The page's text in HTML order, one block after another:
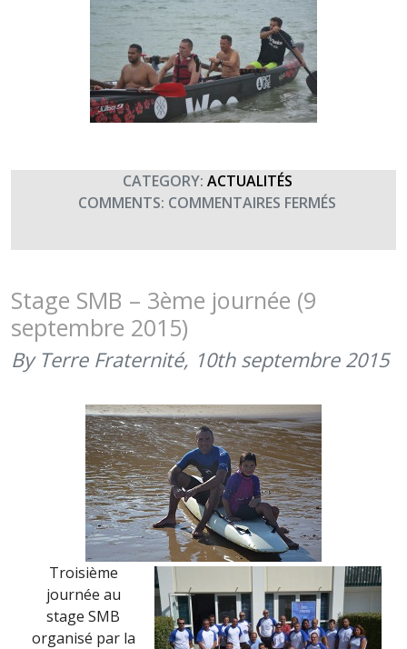
CATEGORY: ACTUALITÉS
COMMENTS: COMMENTAIRES FERMÉS
SMB
Stage SMB – 3ème journée (9
septembre 2015)
By Terre Fraternité, 10th septembre 2015
Troisième
journée au
stage SMB
organisé par la